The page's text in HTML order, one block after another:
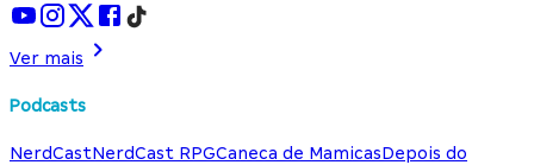
Ver mais
Podcasts
NerdCastNerdCast RPGCaneca de MamicasDepois do